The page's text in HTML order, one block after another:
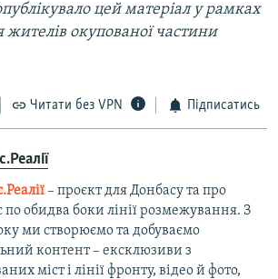
цей матеріал у рамках
жителів окупованої частини
Читати без VPN Підписатись
– проєкт для Донбасу та про
по обидва боки лінії розмежування. З
ми створюємо та добуваємо
контент – ексклюзиви з
міст і лінії фронту, відео й фото,